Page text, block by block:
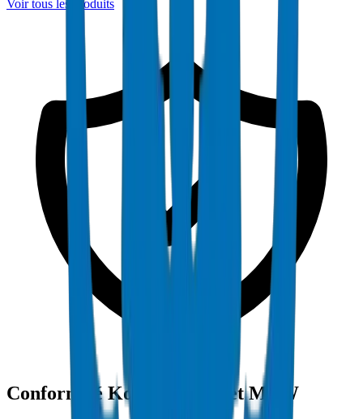
Voir tous les produits
Conformité Koweït MEW et MPW